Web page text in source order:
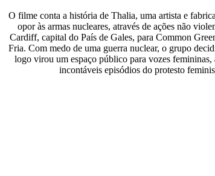
O filme conta a história de Thalia, uma artista e
opor às armas nucleares, através de ações não
Cardiff, capital do País de Gales, para Common
Fria. Com medo de uma guerra nuclear, o grupo
logo virou um espaço público para vozes femininas,
incontáveis episódios do protesto